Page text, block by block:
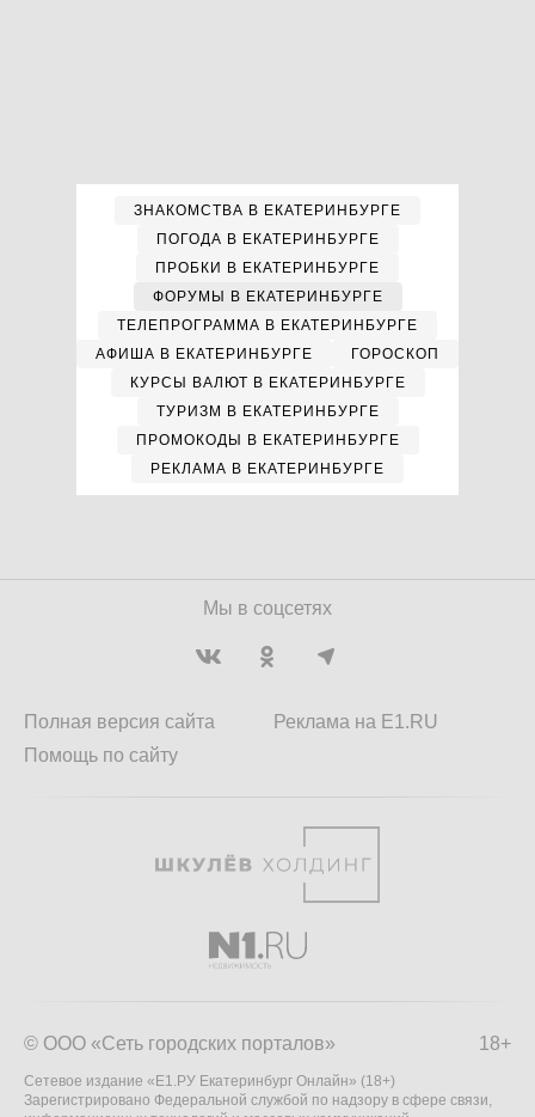
ЗНАКОМСТВА В ЕКАТЕРИНБУРГЕ
ПОГОДА В ЕКАТЕРИНБУРГЕ
ПРОБКИ В ЕКАТЕРИНБУРГЕ
ФОРУМЫ В ЕКАТЕРИНБУРГЕ
ТЕЛЕПРОГРАММА В ЕКАТЕРИНБУРГЕ
АФИША В ЕКАТЕРИНБУРГЕ
ГОРОСКОП
КУРСЫ ВАЛЮТ В ЕКАТЕРИНБУРГЕ
ТУРИЗМ В ЕКАТЕРИНБУРГЕ
ПРОМОКОДЫ В ЕКАТЕРИНБУРГЕ
РЕКЛАМА В ЕКАТЕРИНБУРГЕ
Мы в соцсетях
Полная версия сайта
Помощь по сайту
Реклама на E1.RU
18+
© ООО «Сеть городских порталов»
Сетевое издание «Е1.РУ Екатеринбург Онлайн» (18+)
Зарегистрировано Федеральной службой по надзору в сфере связи,